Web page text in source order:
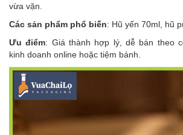
vừa vặn.
Các sản phẩm phổ biến: Hũ yến 70ml, hũ
Ưu điểm: Giá thành hợp lý, dễ bán theo
kinh doanh online hoặc tiệm bánh.